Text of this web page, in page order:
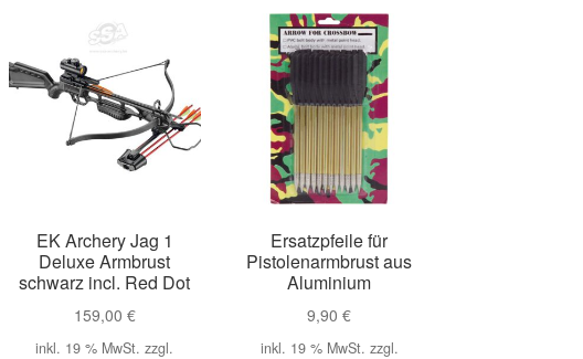
EK Archery Jag 1
Deluxe Armbrust
schwarz incl. Red Dot
159,00 €
inkl. 19 % MwSt. zzgl.
Ersatzpfeile für
Pistolenarmbrust aus
Aluminium
9,90€
inkl. 19 % MwSt. zzgl.